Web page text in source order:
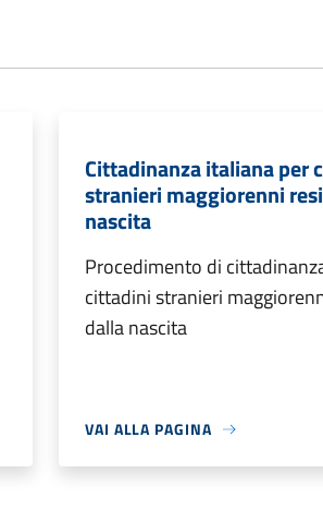
Cittadinanza italiana per
stranieri maggiorenni
nascita
Procedimento di
cittadini stranieri
dalla nascita
VAI ALLA PAGINA